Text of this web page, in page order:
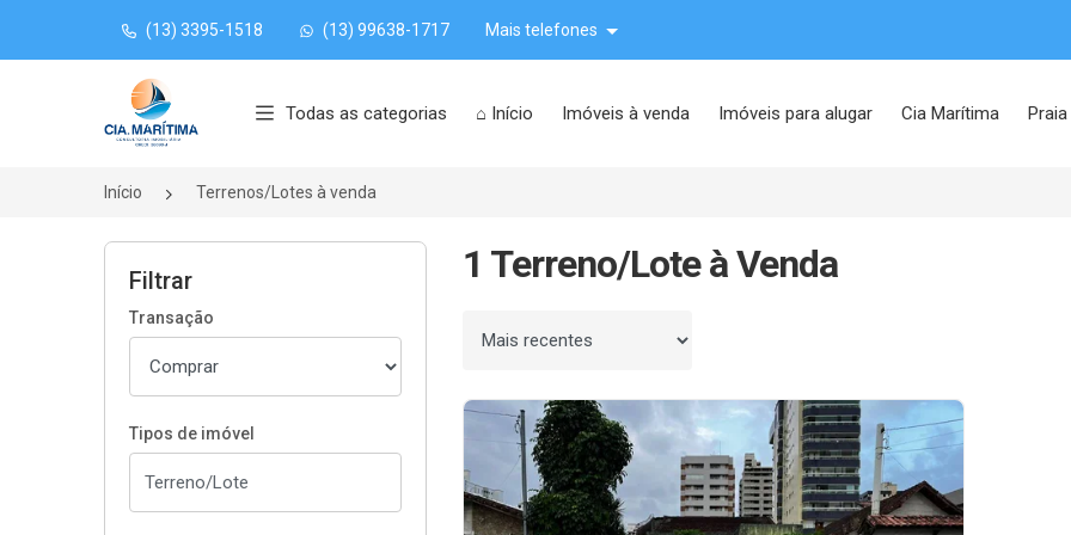
(13) 3395-1518 (13) 99638-1717 Mais telefones
Página inicial
Todas as categorias ⌂ Início Imóveis à venda Imóveis para alugar Cia Marítima Praia
Início Terrenos/Lotes à venda
Filtrar
Transação
Tipos de imóvel
1 Terreno/Lote à Venda
Ordenar por